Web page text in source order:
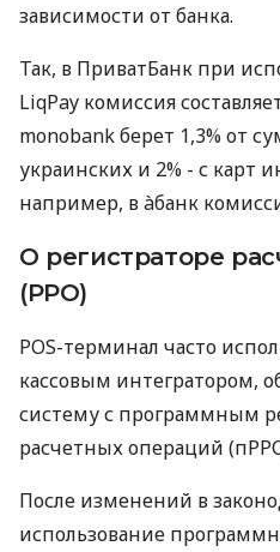
зависимости от банка.
Так, в ПриватБанк при
LiqPay комиссия
monobank берет 1,3% от
украинских и 2% - с карт
например, в àбанк
О регистраторе
(РРО)
POS-терминал часто
кассовым интегратором,
систему с программным
расчетных операций
После изменений в
использование